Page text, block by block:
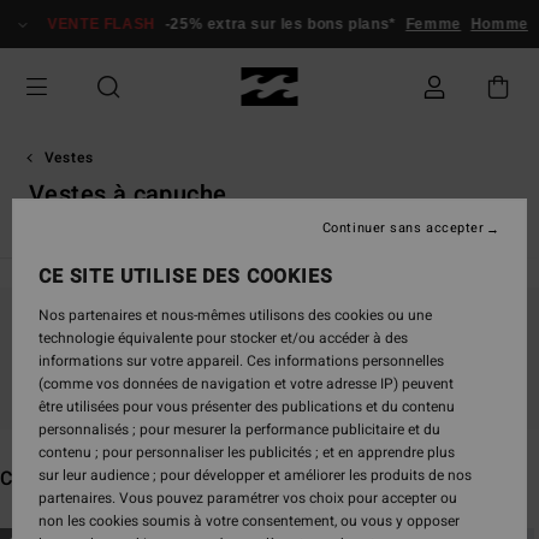
sélection
produits
VENTE FLASH -25% extra sur les bons plans* Femme Homme
Vestes
Vestes à capuche
Ne partez pas trop loin, nos produits seront
bientôt de retour
Ces produits pourraient vous plaire
CE SITE UTILISE DES COOKIES
Nos partenaires et nous-mêmes utilisons des cookies ou une
technologie équivalente pour stocker et/ou accéder à des
informations sur votre appareil. Ces informations personnelles
(comme vos données de navigation et votre adresse IP) peuvent
être utilisées pour vous présenter des publications et du contenu
personnalisés ; pour mesurer la performance publicitaire et du
contenu ; pour personnaliser les publicités ; et en apprendre plus
sur leur audience ; pour développer et améliorer les produits de nos
partenaires. Vous pouvez paramétrer vos choix pour accepter ou
non les cookies soumis à votre consentement, ou vous y opposer
Continuer sans accepter